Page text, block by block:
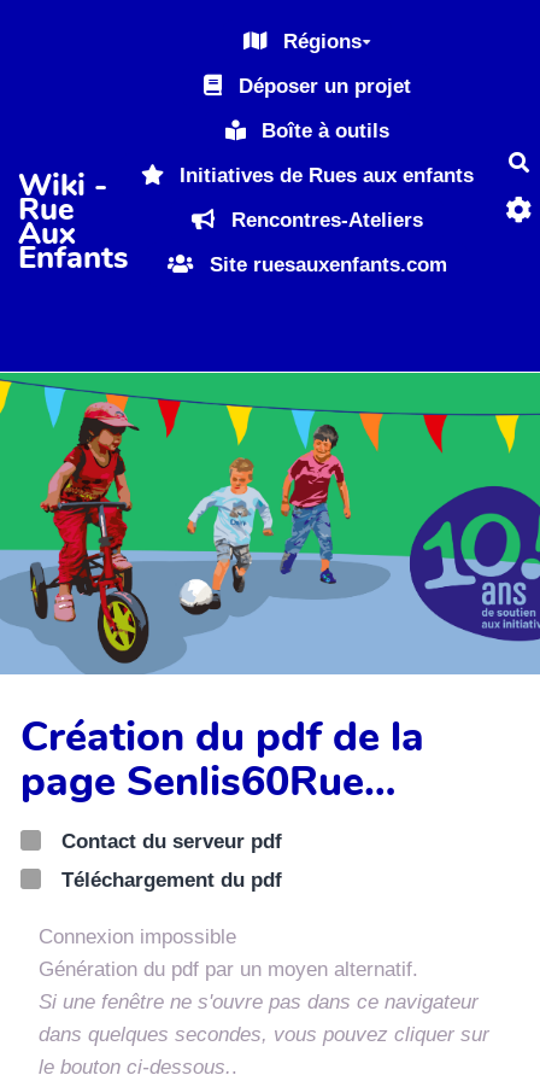
Aller au contenu principal
Wiki -
Rue
Aux
Enfants
Régions
Déposer un projet
Boîte à outils
Initiatives de Rues aux enfants
Rencontres-Ateliers
Site ruesauxenfants.com
Création du pdf de la
page Senlis60Rue…
Contact du serveur pdf
Téléchargement du pdf
Connexion impossible
Génération du pdf par un moyen alternatif.
Si une fenêtre ne s'ouvre pas dans ce navigateur
dans quelques secondes, vous pouvez cliquer sur
le bouton ci-dessous..